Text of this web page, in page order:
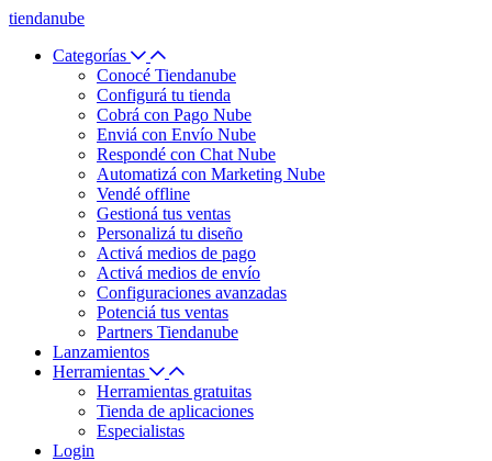
tiendanube
Categorías
Conocé Tiendanube
Configurá tu tienda
Cobrá con Pago Nube
Enviá con Envío Nube
Respondé con Chat Nube
Automatizá con Marketing Nube
Vendé offline
Gestioná tus ventas
Personalizá tu diseño
Activá medios de pago
Activá medios de envío
Configuraciones avanzadas
Potenciá tus ventas
Partners Tiendanube
Lanzamientos
Herramientas
Herramientas gratuitas
Tienda de aplicaciones
Especialistas
Login